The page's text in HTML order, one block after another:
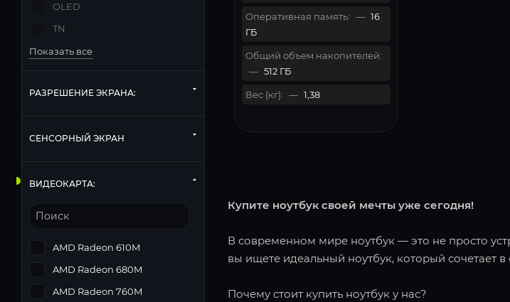
Оперативная память: — 16
ГБ
Общий объем накопителей:
— 512 ГБ
Вес (кг): — 1,38
Купите ноутбук своей мечты уже сегодня!
В современном мире ноутбук — это не просто
вы ищете идеальный ноутбук, который сочетает
Почему стоит купить ноутбук у нас?
OLED
TN
Показать все
РАЗРЕШЕНИЕ ЭКРАНА:
СЕНСОРНЫЙ ЭКРАН
ВИДЕОКАРТА:
AMD Radeon 610M
AMD Radeon 680M
AMD Radeon 760M